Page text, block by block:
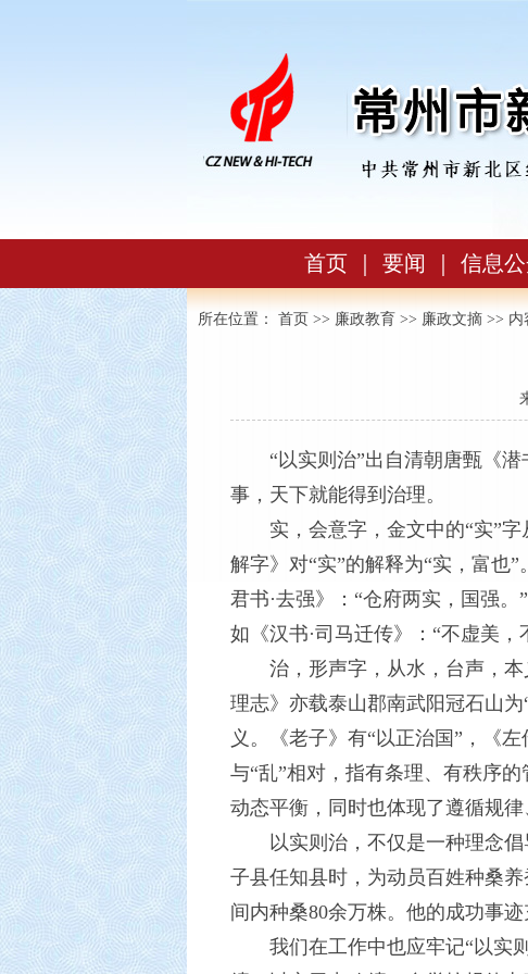
首页 要闻 信息
所在位置： 首页 >> 廉政教育 >> 廉政文摘 >> 内
“以实则治”出自清朝唐甄《
事，天下就能得到治理。
实，会意字，金文中的“实”
解字》对“实”的解释为“实，富也
君书·去强》：“仓府两实，国强
如《汉书·司马迁传》：“不虚美
治，形声字，从水，台声，
理志》亦载泰山郡南武阳冠石山
义。《老子》有“以正治国”，《
与“乱”相对，指有条理、有秩序
动态平衡，同时也体现了遵循规律
以实则治，不仅是一种理念
子县任知县时，为动员百姓种桑
间内种桑80余万株。他的成功事
我们在工作中也应牢记“以实